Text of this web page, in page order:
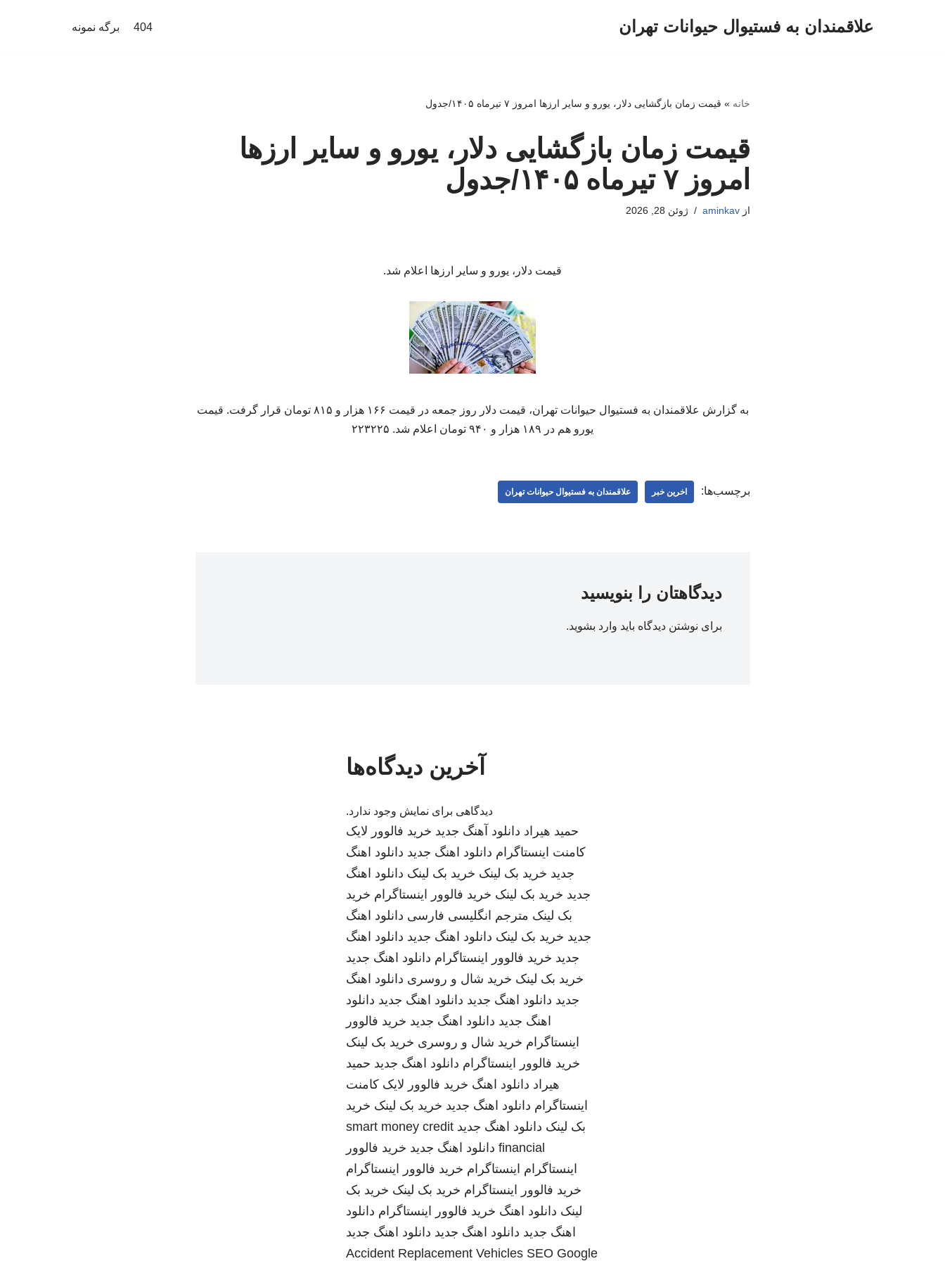
علاقمندان به فستیوال حیوانات تهران 404 برگه نمونه
خانه » قیمت زمان بازگشایی دلار، یورو و سایر ارزها امروز ۷ تیرماه ۱۴۰۵/جدول
قیمت زمان بازگشایی دلار، یورو و سایر ارزها
امروز ۷ تیرماه ۱۴۰۵/جدول
ازaminkav ژوئن 28, 2026
قیمت دلار، یورو و سایر ارزها اعلام شد.
به گزارش علاقمندان به فستیوال حیوانات تهران، قیمت دلار روز جمعه در قیمت ۱۶۶ هزار و ۸۱۵ تومان قرار گرفت. قیمت
یورو هم در ۱۸۹ هزار و ۹۴۰ تومان اعلام شد. ۲۲۳۲۲۵
برچسب‌ها: اخرین خبر علاقمندان به فستیوال حیوانات تهران
دیدگاهتان را بنویسید
برای نوشتن دیدگاه باید وارد بشوید.
آخرین دیدگاه‌ها
دیدگاهی برای نمایش وجود ندارد.
حمید هیراد دانلود آهنگ جدید خرید فالوور لایک
کامنت اینستاگرام دانلود اهنگ جدید دانلود اهنگ
جدید خرید بک لینک خرید بک لینک دانلود اهنگ
جدید خرید بک لینک خرید فالوور اینستاگرام خرید
بک لینک مترجم انگلیسی فارسی دانلود اهنگ
جدید خرید بک لینک دانلود اهنگ جدید دانلود اهنگ
جدید خرید فالوور اینستاگرام دانلود اهنگ جدید
خرید بک لینک خرید شال و روسری دانلود اهنگ
جدید دانلود اهنگ جدید دانلود اهنگ جدید دانلود
اهنگ جدید دانلود اهنگ جدید خرید فالوور
اینستاگرام خرید شال و روسری خرید بک لینک
خرید فالوور اینستاگرام دانلود اهنگ جدید حمید
هیراد دانلود اهنگ خرید فالوور لایک کامنت
اینستاگرام دانلود اهنگ جدید خرید بک لینک خرید
بک لینک دانلود اهنگ جدید smart money credit
financial دانلود اهنگ جدید خرید فالوور
اینستاگرام اینستاگرام خرید فالوور اینستاگرام
خرید فالوور اینستاگرام خرید بک لینک خرید بک
لینک دانلود اهنگ خرید فالوور اینستاگرام دانلود
اهنگ جدید دانلود اهنگ جدید دانلود اهنگ جدید
Accident Replacement Vehicles SEO Google